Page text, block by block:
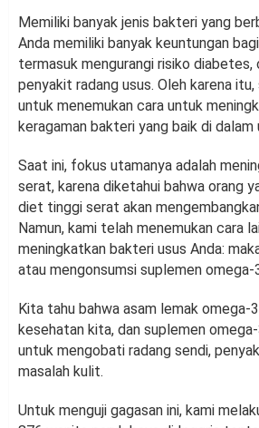
Memiliki banyak jenis bakteri yang
Anda memiliki banyak keuntungan
termasuk mengurangi risiko diabetes,
penyakit radang usus. Oleh karena
untuk menemukan cara untuk
keragaman bakteri yang baik di dalam
Saat ini, fokus utamanya adalah
serat, karena diketahui bahwa orang
diet tinggi serat akan
Namun, kami telah menemukan cara
meningkatkan bakteri usus Anda:
atau mengonsumsi suplemen omega-
Kita tahu bahwa asam lemak omega-
kesehatan kita, dan suplemen
untuk mengobati radang sendi,
masalah kulit.
Untuk menguji gagasan ini, kami